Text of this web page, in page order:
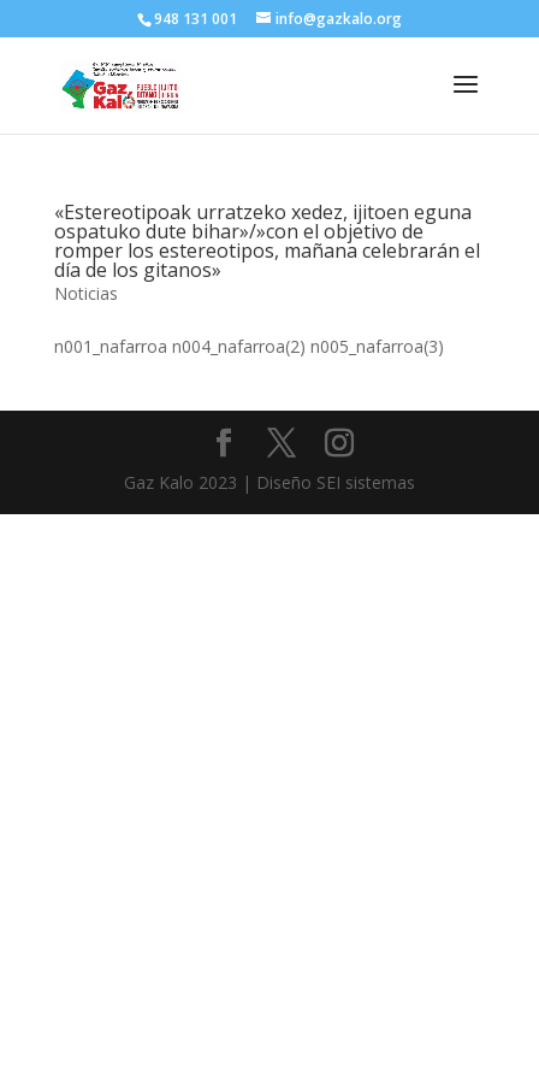
948 131 001 info@gazkalo.org
«Estereotipoak urratzeko xedez, ijitoen eguna
ospatuko dute bihar»/»con el objetivo de
romper los estereotipos, mañana celebrarán el
día de los gitanos»
Noticias
n001_nafarroa n004_nafarroa(2) n005_nafarroa(3)
Gaz Kalo 2023 | Diseño SEI sistemas